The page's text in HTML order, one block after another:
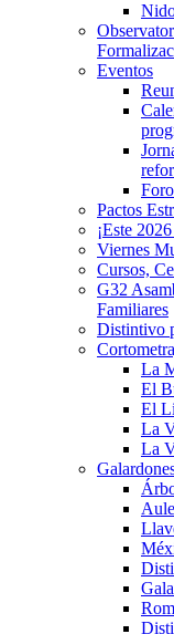
Eventos
Pactos
¡Este
Viernes
Cursos,
G32
Familiares
Distintivo
La
El
El
La
La